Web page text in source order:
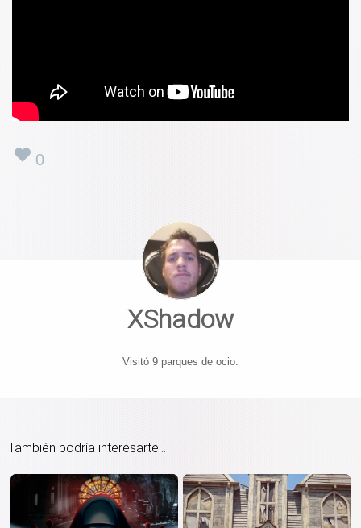
0
XShadow
Visitó 9 parques de ocio.
También podría interesarte...